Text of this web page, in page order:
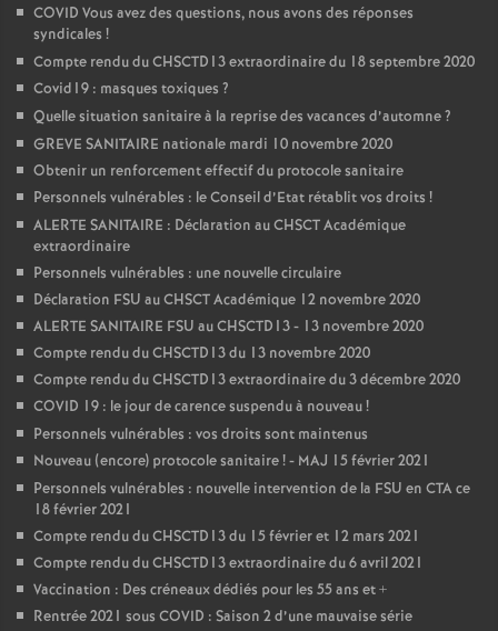
COVID Vous avez des questions, nous avons des réponses
syndicales !
Compte rendu du CHSCTD13 extraordinaire du 18 septembre 2020
Covid19 : masques toxiques ?
Quelle situation sanitaire à la reprise des vacances d’automne?
GREVE SANITAIRE nationale mardi 10 novembre 2020
Obtenir un renforcement effectif du protocole sanitaire
Personnels vulnérables : le Conseil d’Etat rétablit vos droits !
ALERTE SANITAIRE : Déclaration au CHSCT Académique
extraordinaire
Personnels vulnérables : une nouvelle circulaire
Déclaration FSU au CHSCT Académique 12 novembre 2020
ALERTE SANITAIRE FSU au CHSCTD13 - 13 novembre 2020
Compte rendu du CHSCTD13 du 13 novembre 2020
Compte rendu du CHSCTD13 extraordinaire du 3 décembre 2020
COVID 19 : le jour de carence suspendu à nouveau!
Personnels vulnérables : vos droits sont maintenus
Nouveau (encore) protocole sanitaire! - MAJ 15 février 2021
Personnels vulnérables : nouvelle intervention de la FSU en CTA ce
18 février 2021
Compte rendu du CHSCTD13 du 15 février et 12 mars 2021
Compte rendu du CHSCTD13 extraordinaire du 6 avril 2021
Vaccination : Des créneaux dédiés pour les 55 ans et +
Rentrée 2021 sous COVID : Saison 2 d’une mauvaise série